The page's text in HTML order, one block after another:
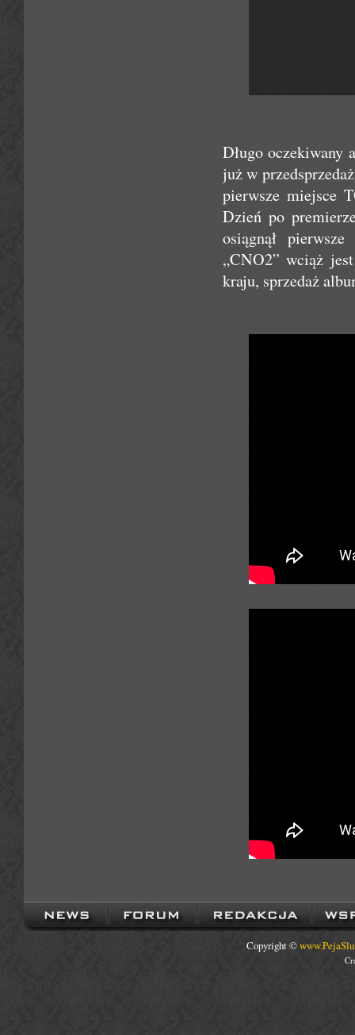
Długo oczekiwany
już w
pierwsze miejsce
Dzień po
osiągnął
„CNO2” wciąż
kraju, sprzedaż
Copyright ©